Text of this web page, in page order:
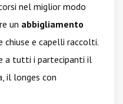
nel miglior modo
un abbigliamento
chiuse e capelli raccolti.
a tutti i partecipanti il
il longes con